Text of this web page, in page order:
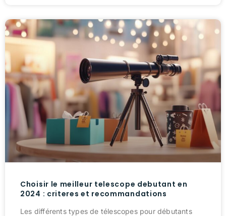
Choisir le meilleur telescope debutant en
2024 : criteres et recommandations
Les différents types de télescopes pour débutants